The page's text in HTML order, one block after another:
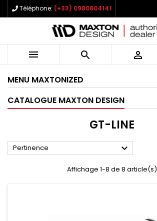
Téléphone: (+33) 0980804141
  
MENU MAXTONIZED
CATALOGUE MAXTON DESIGN
GT-LINE
Pertinence 
Affichage 1-8 de 8 article(s)